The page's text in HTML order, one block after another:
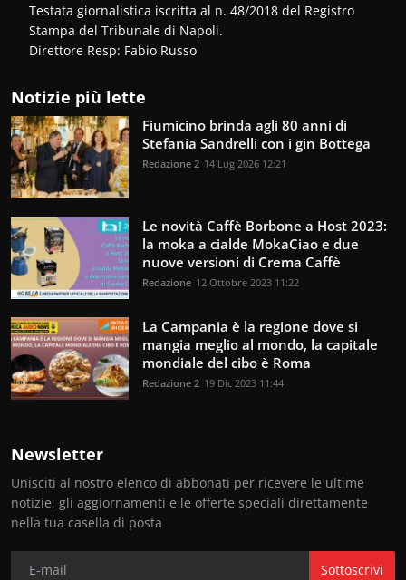
Testata giornalistica iscritta al n. 48/2018 del Registro
Stampa del Tribunale di Napoli.
Direttore Resp: Fabio Russo
Notizie più lette
Fiumicino brinda agli 80 anni di
Stefania Sandrelli con i gin Bottega
Redazione 2 14 Lug 2026 12:21
Le novità Caffè Borbone a Host 2023:
la moka a cialde MokaCiao e due
nuove versioni di Crema Caffè
Redazione 12 Ottobre 2023 11:22
La Campania è la regione dove si
mangia meglio al mondo, la capitale
mondiale del cibo è Roma
Redazione 2 19 Dic 2023 11:44
Newsletter
Unisciti al nostro elenco di abbonati per ricevere le ultime
notizie, gli aggiornamenti e le offerte speciali direttamente
nella tua casella di posta
Sottoscrivi